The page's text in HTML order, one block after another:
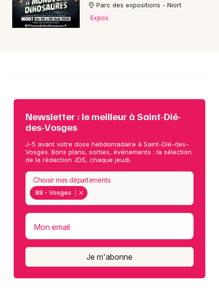
Parc des expositions - Niort
Expos
Newsletter : le meilleur à Saint-Dié-
des-Vosges
J-5 avant votre dose hebdomadaire à Saint-Dié-des-
Vosges. Bons plans, sorties, événements : la sélection
de la rédaction JDS, chaque jeudi.
88 - Vosges
Choisir mes départements
Mon email
Je m'abonne